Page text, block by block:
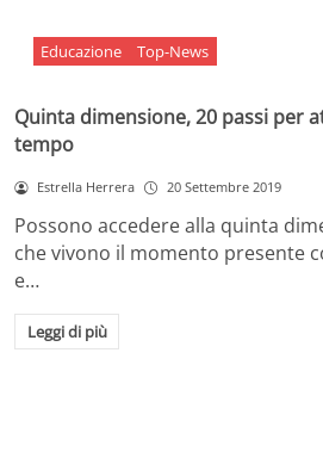
Educazione Top-News
Quinta dimensione, 20 passi per
tempo
Estrella Herrera 20 Settembre 2019
Possono accedere alla quinta
che vivono il momento presente
e…
Leggi di più